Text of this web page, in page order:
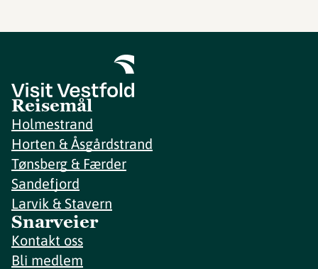
Reisemål
Holmestrand
Horten & Åsgårdstrand
Tønsberg & Færder
Sandefjord
Larvik & Stavern
Snarveier
Kontakt oss
Bli medlem